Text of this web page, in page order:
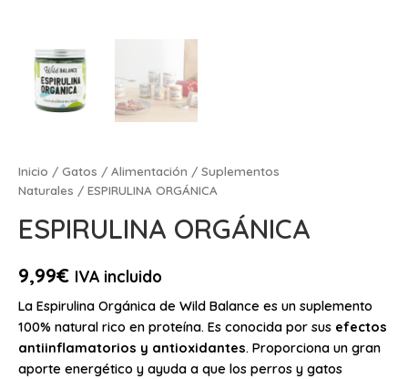
Inicio / Gatos / Alimentación / Suplementos
Naturales / ESPIRULINA ORGÁNICA
ESPIRULINA ORGÁNICA
9,99€ IVA incluido
La Espirulina Orgánica de Wild Balance es un suplemento
100% natural rico en proteína. Es conocida por sus efectos
antiinflamatorios y antioxidantes. Proporciona un gran
aporte energético y ayuda a que los perros y gatos